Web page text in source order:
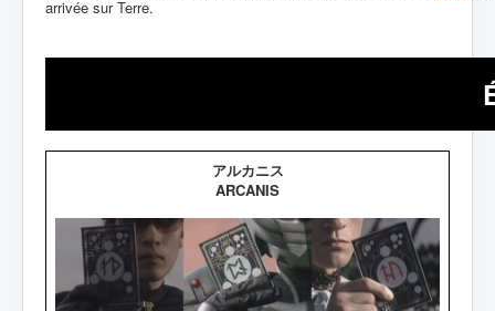
arrivée sur Terre.
アルカニス
ARCANIS